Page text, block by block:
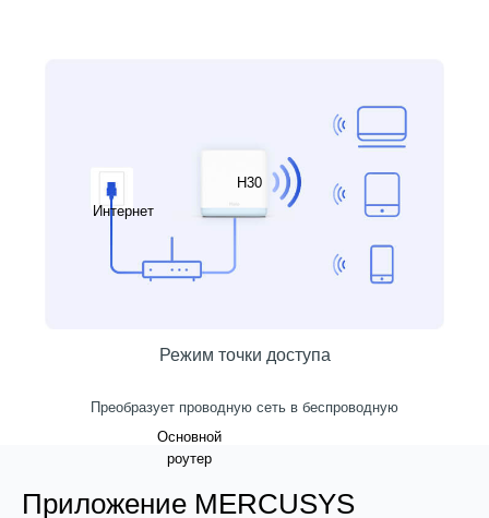
Интернет
Основной
роутер
H30
Режим точки доступа
Преобразует проводную сеть в беспроводную
Приложение MERCUSYS